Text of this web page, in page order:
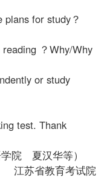
for study？
？Why/Why
or study
test. Thank
院 夏汉华等）
江苏省教育考试院